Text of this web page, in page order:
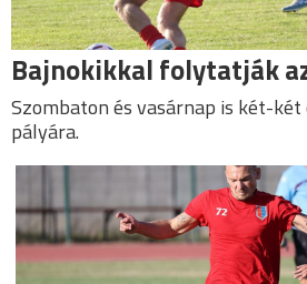
Bajnokikkal folytatják
Szombaton és vasárnap is két-
pályára.